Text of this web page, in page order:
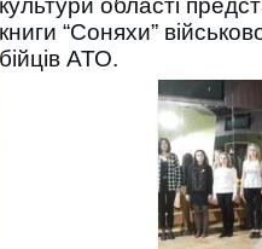
культури області
книги “Соняхи”
бійців АТО.